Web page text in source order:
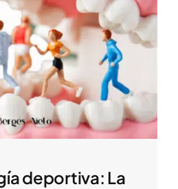
deportiva: La